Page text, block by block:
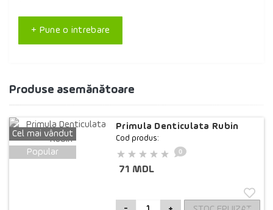
+ Pune o intrebare
Produse asemănătoare
Cel mai vândut
Popular
Primula Denticulata Rubin
Cod produs:
0
71 MDL